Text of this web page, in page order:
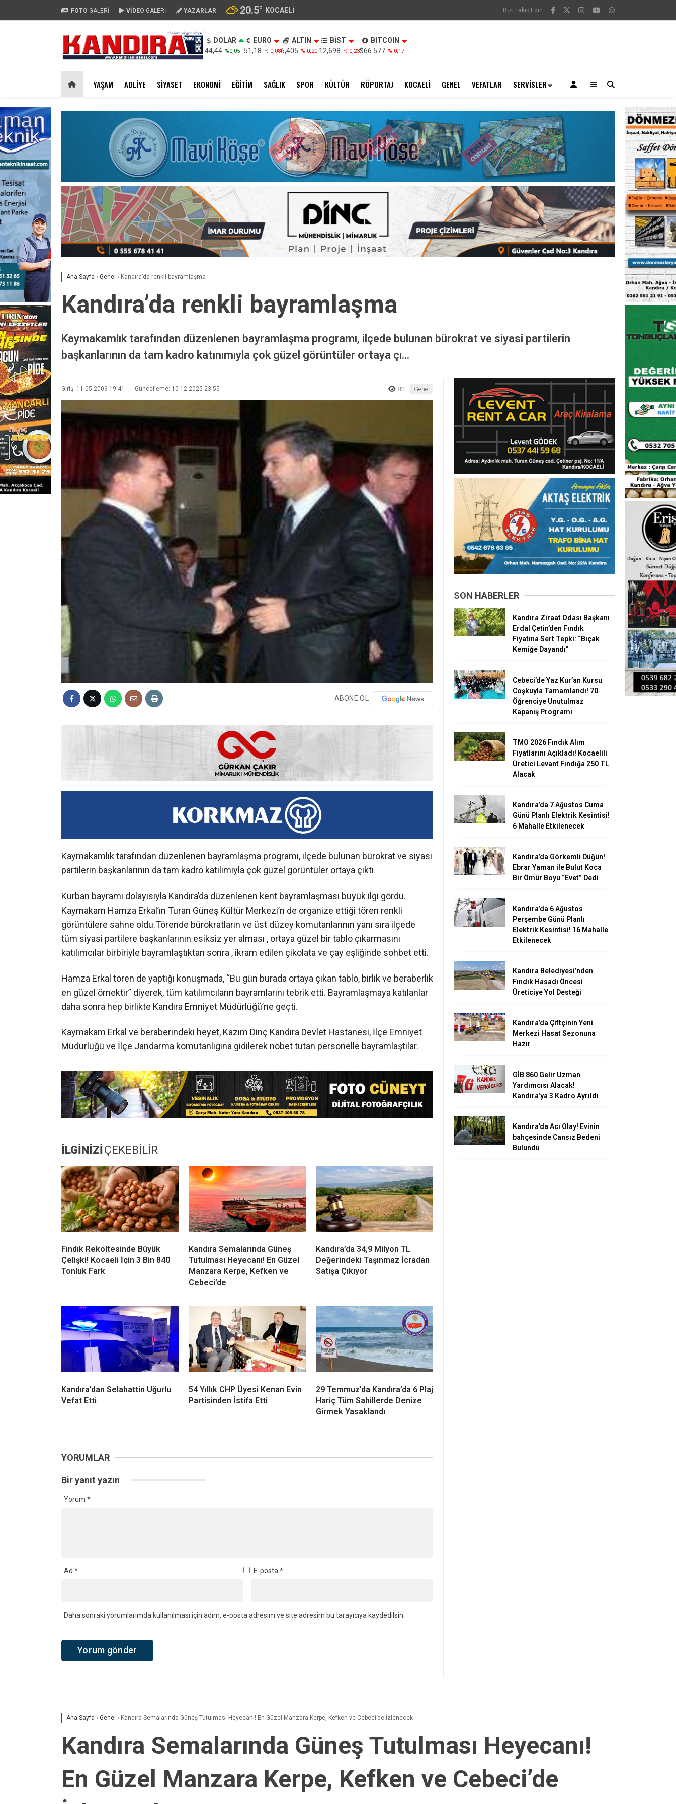
FOTO GALERİ VİDEO GALERİ YAZARLAR 20.5° KOCAELI Bizi Takip Edin
DOLAR
44,44 %0,05
EURO
51,18 %-0,08
ALTIN
6,405 %-0,20
BİST
12,698 %-0,23
BITCOIN
$66.577 %-0,17
YAŞAM ADLIYE SIYASET EKONOMI EĞITIM SAĞLIK SPOR KÜLTÜR RÖPORTAJ KOCAELI GENEL VEFATLAR SERVISLER
Ana Sayfa › Genel › Kandıra’da renkli bayramlaşma
Kandıra’da renkli bayramlaşma
Kaymakamlık tarafından düzenlenen bayramlaşma programı, ilçede bulunan bürokrat ve siyasi partilerin
başkanlarının da tam kadro katınımıyla çok güzel görüntüler ortaya çı…
Giriş: 11-05-2009 19:41 Güncelleme: 10-12-2025 23:55 82 Genel
ABONE OL
Kaymakamlık tarafından düzenlenen bayramlaşma programı, ilçede bulunan bürokrat ve siyasi
partilerin başkanlarının da tam kadro katılımıyla çok güzel görüntüler ortaya çıktı
Kurban bayramı dolayısıyla Kandıra’da düzenlenen kent bayramlaşması büyük ilgi gördü.
Kaymakam Hamza Erkal’ın Turan Güneş Kültür Merkezi’n de organize ettiği tören renkli
görüntülere sahne oldu.Törende bürokratların ve üst düzey komutanlarının yanı sıra ilçede
tüm siyasi partilere başkanlarının esiksiz yer alması , ortaya güzel bir tablo çıkarmasını
katılımcılar birbiriyle bayramlaştıktan sonra , ikram edilen çikolata ve çay eşliğinde sohbet etti.
Hamza Erkal tören de yaptığı konuşmada, “Bu gün burada ortaya çıkan tablo, birlik ve beraberlik
en güzel örnektir” diyerek, tüm katılımcıların bayramlarını tebrik etti. Bayramlaşmaya katılanlar
daha sonra hep birlikte Kandıra Emniyet Müdürlüğü’ne geçti.
Kaymakam Erkal ve beraberindeki heyet, Kazım Dinç Kandıra Devlet Hastanesi, İlçe Emniyet
Müdürlüğü ve İlçe Jandarma komutanlıgına gidilerek nöbet tutan personelle bayramlaştılar.
İLGİNİZİÇEKEBİLİR
Fındık Rekoltesinde Büyük
Çelişki! Kocaeli İçin 3 Bin 840
Tonluk Fark
Kandıra Semalarında Güneş
Tutulması Heyecanı! En Güzel
Manzara Kerpe, Kefken ve
Cebeci’de
Kandıra’da 34,9 Milyon TL
Değerindeki Taşınmaz İcradan
Satışa Çıkıyor
Kandıra’dan Selahattin Uğurlu
Vefat Etti
54 Yıllık CHP Üyesi Kenan Evin
Partisinden İstifa Etti
29 Temmuz’da Kandıra’da 6 Plaj
Hariç Tüm Sahillerde Denize
Girmek Yasaklandı
YORUMLAR
Bir yanıt yazın
Yorum *
Ad * E-posta*
Daha sonraki yorumlarımda kullanılması için adım, e-posta adresim ve site adresim bu tarayıcıya kaydedilsin.
SON HABERLER
Kandıra Ziraat Odası Başkanı
Erdal Çetin’den Fındık
Fiyatına Sert Tepki: “Bıçak
Kemiğe Dayandı”
Cebeci’de Yaz Kur’an Kursu
Coşkuyla Tamamlandı! 70
Öğrenciye Unutulmaz
Kapanış Programı
TMO 2026 Fındık Alım
Fiyatlarını Açıkladı! Kocaelili
Üretici Levant Fındığa 250 TL
Alacak
Kandıra’da 7 Ağustos Cuma
Günü Planlı Elektrik Kesintisi!
6 Mahalle Etkilenecek
Kandıra’da Görkemli Düğün!
Ebrar Yaman ile Bulut Koca
Bir Ömür Boyu “Evet” Dedi
Kandıra’da 6 Ağustos
Perşembe Günü Planlı
Elektrik Kesintisi! 16 Mahalle
Etkilenecek
Kandıra Belediyesi’nden
Fındık Hasadı Öncesi
Üreticiye Yol Desteği
Kandıra’da Çiftçinin Yeni
Merkezi Hasat Sezonuna
Hazır
GİB 860 Gelir Uzman
Yardımcısı Alacak!
Kandıra’ya 3 Kadro Ayrıldı
Kandıra’da Acı Olay! Evinin
bahçesinde Cansız Bedeni
Bulundu
Ana Sayfa › Genel › Kandıra Semalarında Güneş Tutulması Heyecanı! En Güzel Manzara Kerpe, Kefken ve Cebeci’de İzlenecek
Kandıra Semalarında Güneş Tutulması Heyecanı!
En Güzel Manzara Kerpe, Kefken ve Cebeci’de